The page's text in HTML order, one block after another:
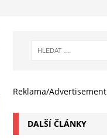
Reklama/Advertisement
DALŠÍ ČLÁNKY